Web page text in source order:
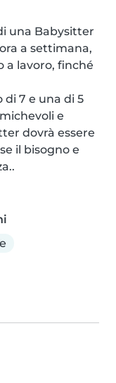
una Babysitter
a settimana,
a lavoro, finché
di 7 e una di 5
e
dovrà essere
il bisogno e